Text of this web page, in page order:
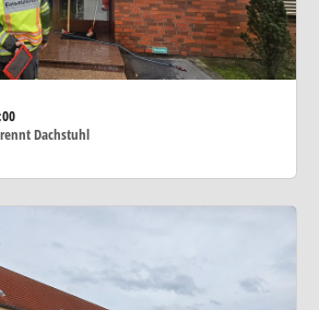
Dachstuhl